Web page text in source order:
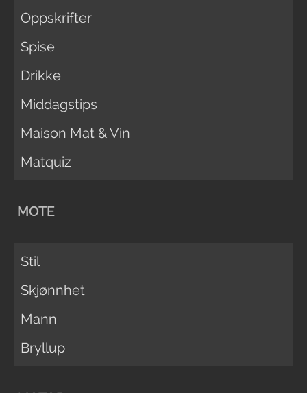
Oppskrifter
Spise
Drikke
Middagstips
Maison Mat & Vin
Matquiz
MOTE
Stil
Skjønnhet
Mann
Bryllup